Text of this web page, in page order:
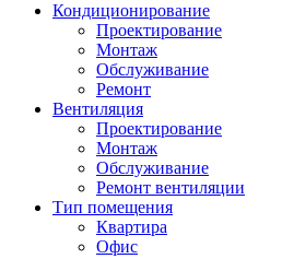
Кондиционирование
Проектирование
Монтаж
Обслуживание
Ремонт
Вентиляция
Проектирование
Монтаж
Обслуживание
Ремонт вентиляции
Тип помещения
Квартира
Офис